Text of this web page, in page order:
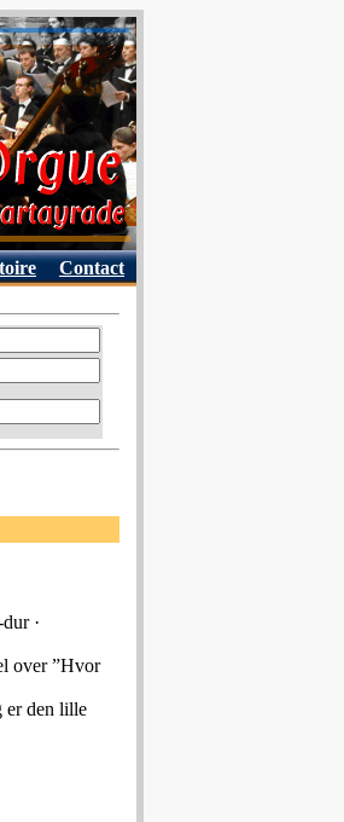
Contact
·
over ”Hvor
er den lille